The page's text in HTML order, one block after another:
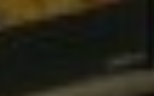
Externe Medien
Wenn Cookies von
werden, bedarf der
keiner manuellen